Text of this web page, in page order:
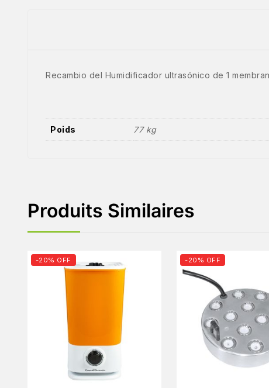
Recambio del Humidificador ultrasónico de 1
Poids 77 kg
Produits Similaires
-20% OFF -20% OFF